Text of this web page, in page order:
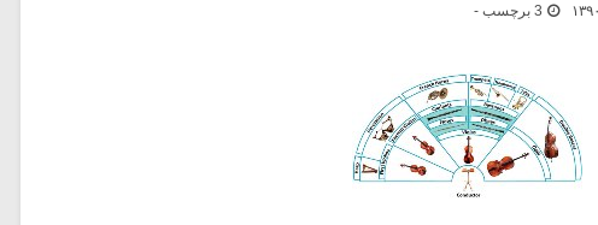
3 برچسب -